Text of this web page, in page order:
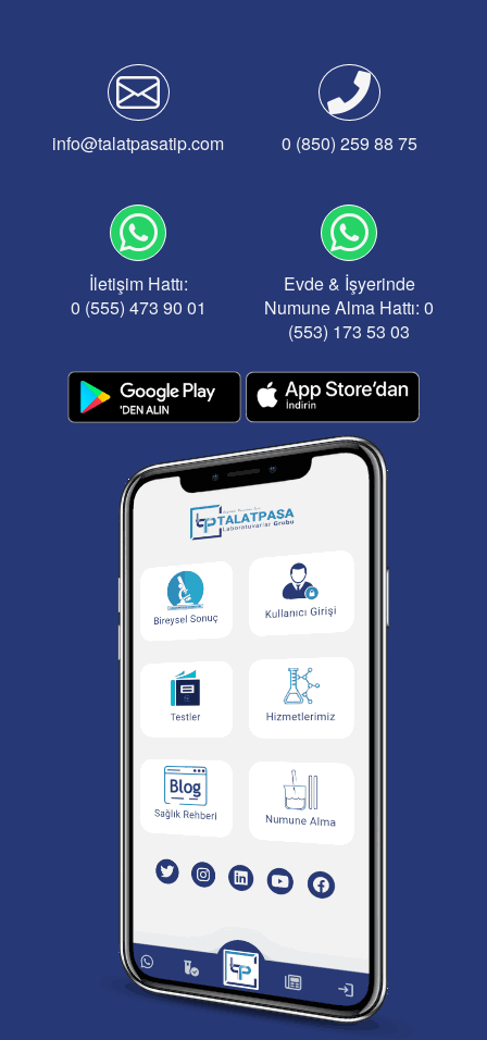
info@talatpasatip.com 0 (850) 259 88 75
İletişim Hattı:
0 (555) 473 90 01
Evde & İşyerinde
Numune Alma Hattı: 0
(553) 173 53 03